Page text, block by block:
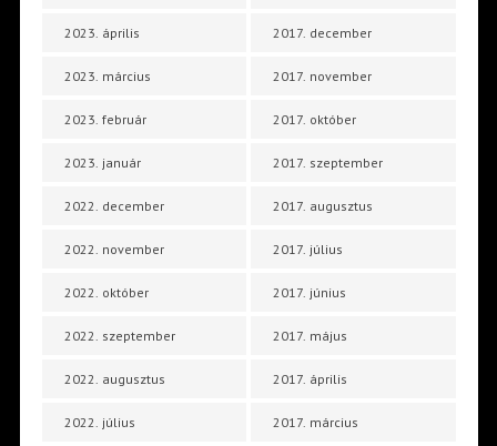
2023. április
2023. március
2023. február
2023. január
2022. december
2022. november
2022. október
2022. szeptember
2022. augusztus
2022. július
2017. december
2017. november
2017. október
2017. szeptember
2017. augusztus
2017. július
2017. június
2017. május
2017. április
2017. március